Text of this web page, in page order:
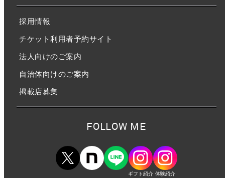
採用情報
チケット利用者予約サイト
法人向けのご案内
自治体向けのご案内
掲載店募集
FOLLOW ME
ギフト紹介 体験紹介